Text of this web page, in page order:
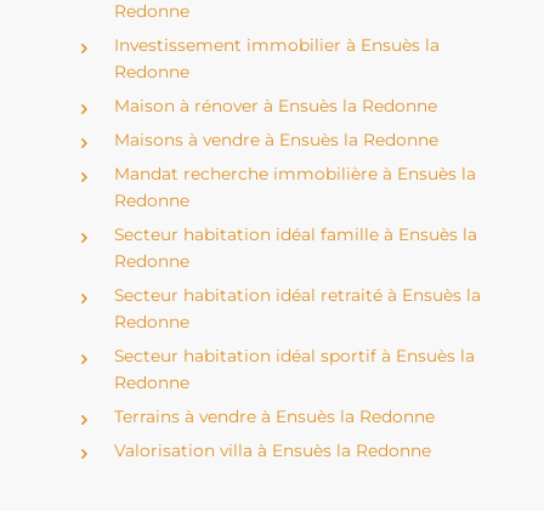
Redonne
Investissement immobilier à Ensuès la
Redonne
Maison à rénover à Ensuès la Redonne
Maisons à vendre à Ensuès la Redonne
Mandat recherche immobilière à Ensuès la
Redonne
Secteur habitation idéal famille à Ensuès la
Redonne
Secteur habitation idéal retraité à Ensuès la
Redonne
Secteur habitation idéal sportif à Ensuès la
Redonne
Terrains à vendre à Ensuès la Redonne
Valorisation villa à Ensuès la Redonne